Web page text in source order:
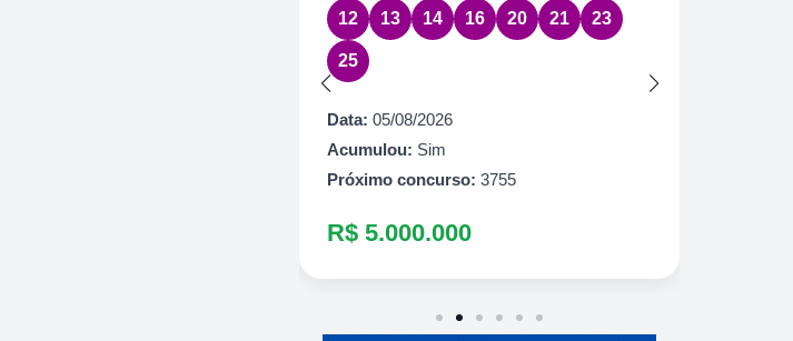
12 13 14 16 20 21 23
25
Data: 05/08/2026
Acumulou: Sim
Próximo concurso: 3755
R$ 5.000.000